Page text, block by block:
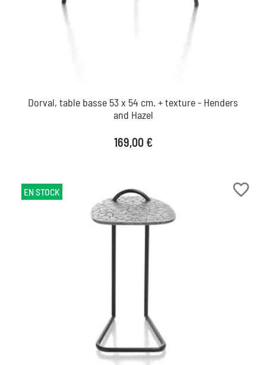
Dorval, table basse 53 x 54 cm. + texture - Henders
and Hazel
Prix
169,00 €
favorite_border
EN STOCK